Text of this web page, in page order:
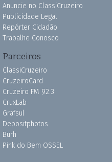
Anuncie no ClassiCruzeiro
Publicidade Legal
Repórter Cidadão
Trabalhe Conosco
Parceiros
ClassiCruzeiro
CruzeiroCard
Cruzeiro FM 92.3
CruxLab
Grafsul
Depositphotos
Burh
Pink do Bem OSSEL